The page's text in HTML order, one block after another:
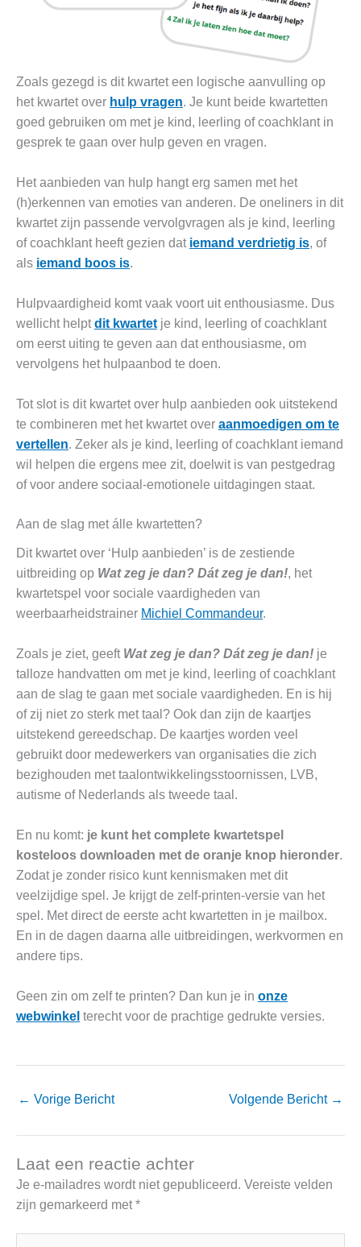
Zoals gezegd is dit kwartet een logische aanvulling op
het kwartet over hulp vragen. Je kunt beide kwartetten
goed gebruiken om met je kind, leerling of coachklant in
gesprek te gaan over hulp geven en vragen.
Het aanbieden van hulp hangt erg samen met het
(h)erkennen van emoties van anderen. De oneliners in dit
kwartet zijn passende vervolgvragen als je kind, leerling
of coachklant heeft gezien dat iemand verdrietig is, of
als iemand boos is.
Hulpvaardigheid komt vaak voort uit enthousiasme. Dus
wellicht helptdit kwartet je kind, leerling of coachklant
om eerst uiting te geven aan dat enthousiasme, om
vervolgens het hulpaanbod te doen.
Tot slot is dit kwartet over hulp aanbieden ook uitstekend
te combineren met het kwartet over aanmoedigen om te
vertellen. Zeker als je kind, leerling of coachklant iemand
wil helpen die ergens mee zit, doelwit is van pestgedrag
of voor andere sociaal-emotionele uitdagingen staat.
Aan de slag met álle kwartetten?
Dit kwartet over ‘Hulp aanbieden’ is de zestiende
uitbreiding op Wat zeg je dan? Dát zeg je dan!, het
kwartetspel voor sociale vaardigheden van
weerbaarheidstrainer Michiel Commandeur.
Zoals je ziet, geeft Wat zeg je dan? Dát zeg je dan! je
talloze handvatten om met je kind, leerling of coachklant
aan de slag te gaan met sociale vaardigheden. En is hij
of zij niet zo sterk met taal? Ook dan zijn de kaartjes
uitstekend gereedschap. De kaartjes worden veel
gebruikt door medewerkers van organisaties die zich
bezighouden met taalontwikkelingsstoornissen, LVB,
autisme of Nederlands als tweede taal.
En nu komt: je kunt het complete kwartetspel
kosteloos downloaden met de oranje knop hieronder.
Zodat je zonder risico kunt kennismaken met dit
veelzijdige spel. Je krijgt de zelf-printen-versie van het
spel. Met direct de eerste acht kwartetten in je mailbox.
En in de dagen daarna alle uitbreidingen, werkvormen en
andere tips.
Geen zin om zelf te printen? Dan kun je in onze
webwinkel terecht voor de prachtige gedrukte versies.
← Vorige Bericht Volgende Bericht →
Laat een reactie achter
Je e-mailadres wordt niet gepubliceerd. Vereiste velden
zijn gemarkeerd met*